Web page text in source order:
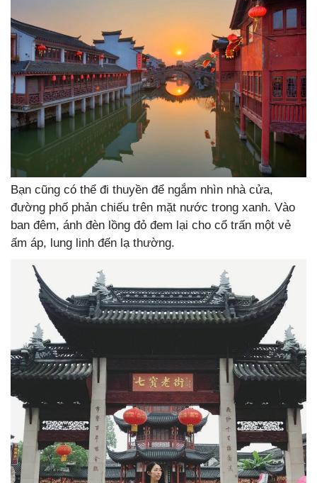
Bạn cũng có thể đi thuyền để ngắm nhìn nhà cửa,
đường phố phản chiếu trên mặt nước trong xanh. Vào
ban đêm, ánh đèn lồng đỏ đem lại cho cổ trấn một vẻ
ấm áp, lung linh đến lạ thường.